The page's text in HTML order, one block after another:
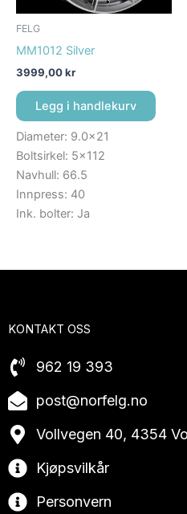
FELG
MM1012 Silver
3999,00kr
Legg i handlekurv
Diameter: 9.0×21
Boltsirkel: 5×112
Navhull: 66.5
Innpress: 40
Ink. bolter: Ja
KONTAKT OSS
962 19 393
post@norfelg.no
Vollvegen 40, 4354
Kjøpsvilkår
Personvern